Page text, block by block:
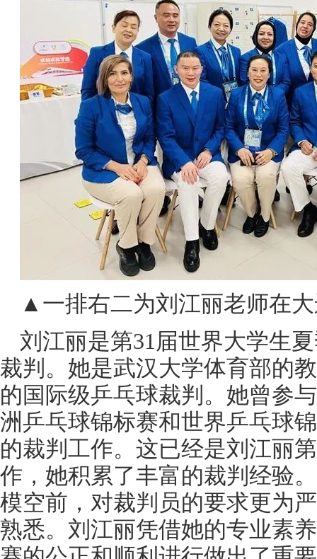
▲一排右二为刘江丽老师在
刘江丽是第31届世界大学生
裁判。她是武汉大学体育部的
的国际级乒乓球裁判。她曾参
洲乒乓球锦标赛和世界乒乓球
的裁判工作。这已经是刘江丽
作，她积累了丰富的裁判经验
模空前，对裁判员的要求更为
熟悉。刘江丽凭借她的专业素